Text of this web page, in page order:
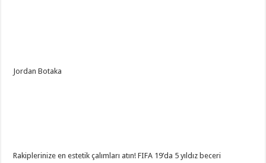
Jordan Botaka
Rakiplerinize en estetik çalımları atın! FIFA 19’da 5 yıldız beceri